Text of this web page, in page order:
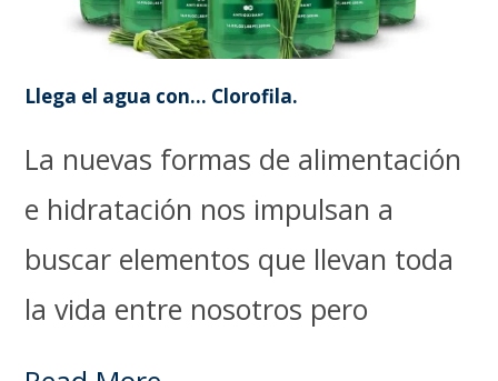
Llega el agua con… Clorofila.
La nuevas formas de alimentación
e hidratación nos impulsan a
buscar elementos que llevan toda
la vida entre nosotros pero